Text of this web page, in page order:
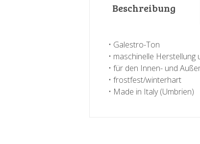
Beschreibung
• Galestro-Ton
• maschinelle
• für den Innen- und
• frostfest/winterhart
• Made in Italy (Umbrien)